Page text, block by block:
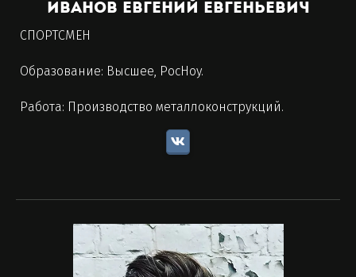
Иванов Евгений Евгеньевич
СПОРТСМЕН
Образование: Высшее, РосНоу.
Работа: Производство металлоконструкций.